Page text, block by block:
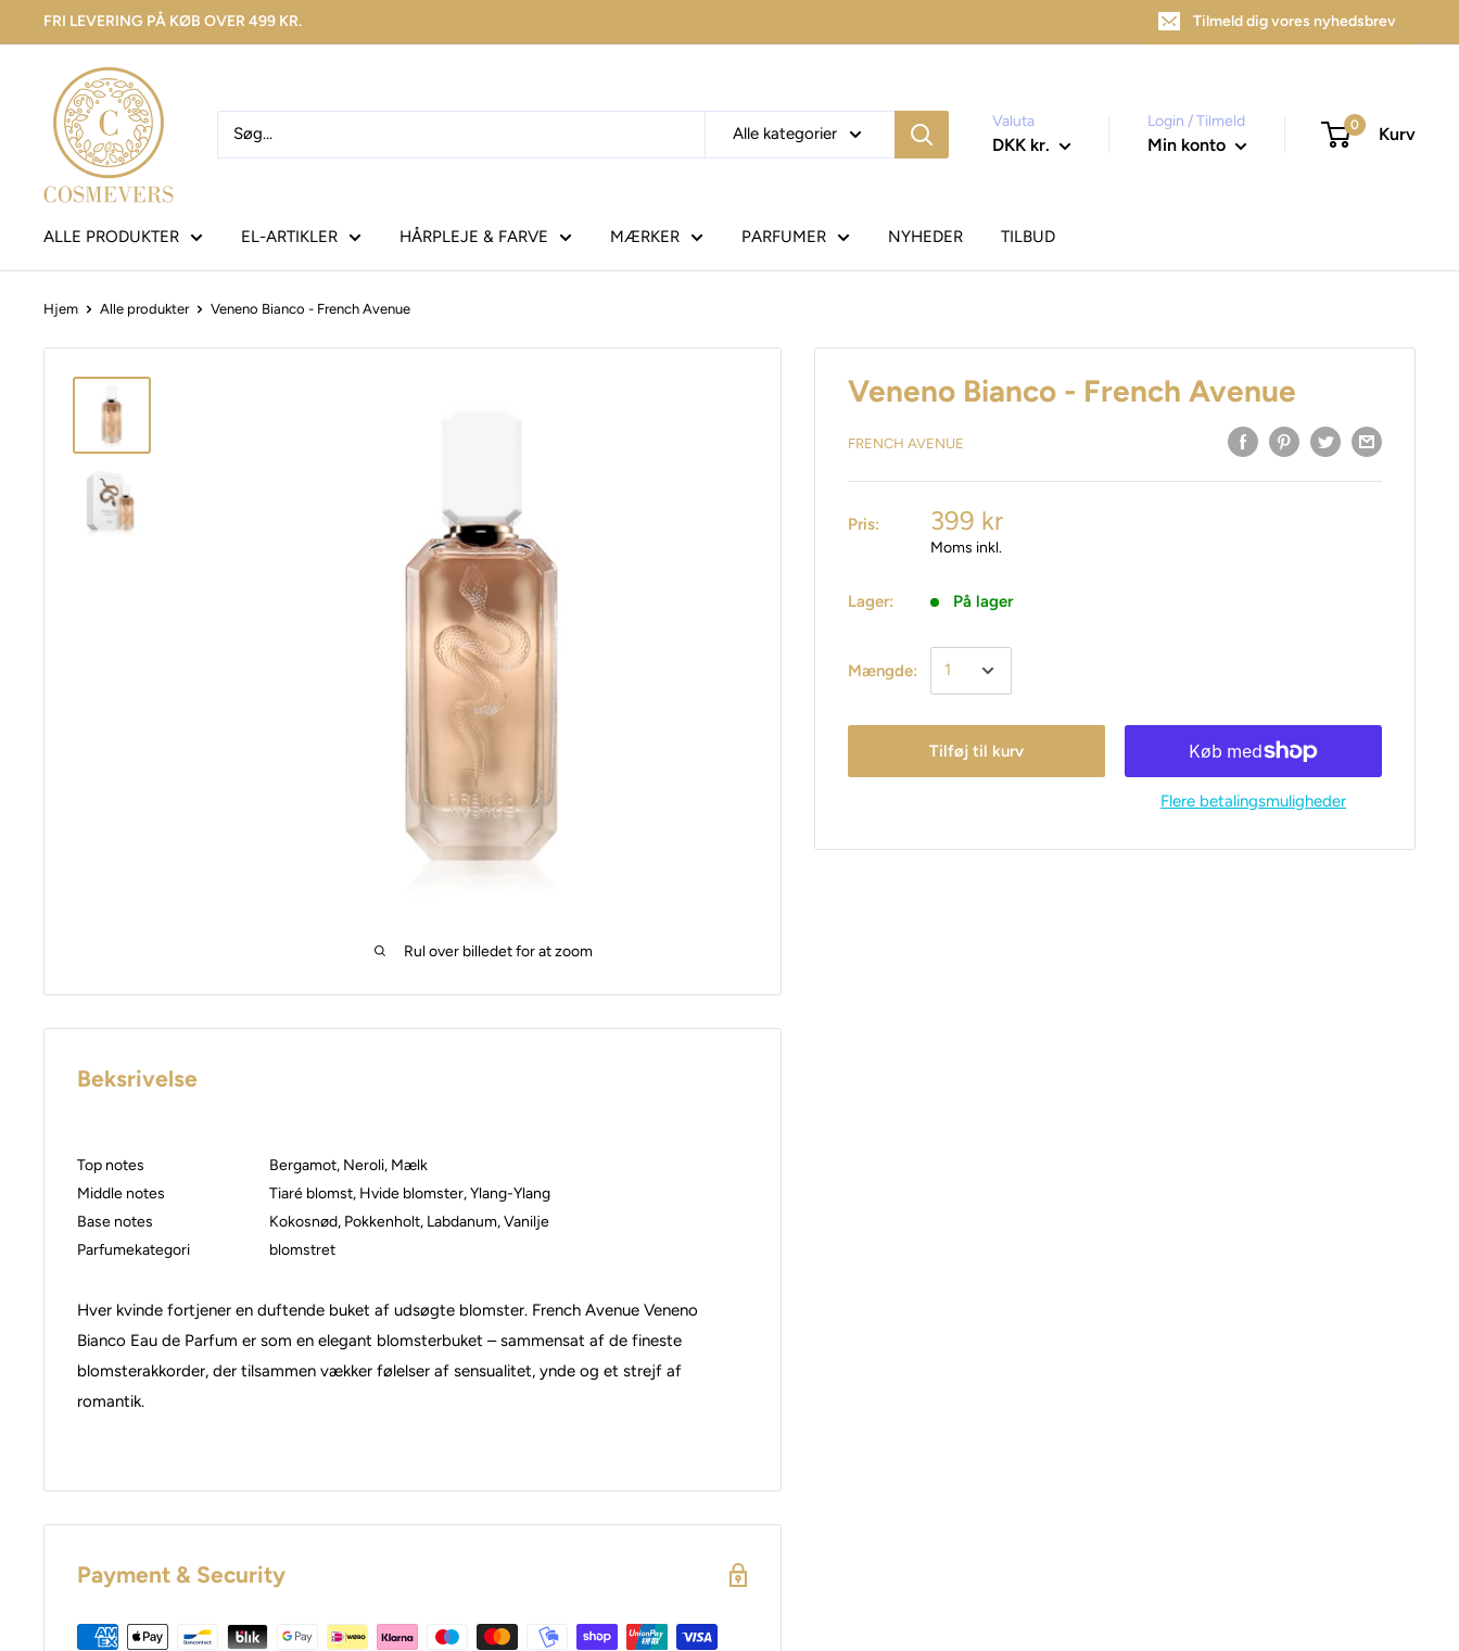
FRI LEVERING PÅ KØB OVER 499 KR. Tilmeld dig vores nyhedsbrev
Alle kategorier
Valuta
DKK kr.
Login / Tilmeld
Min konto
0 Kurv
ALLE PRODUKTER EL-ARTIKLER HÅRPLEJE & FARVE MÆRKER PARFUMER NYHEDER TILBUD
Hjem Alle produkter Veneno Bianco - French Avenue
Rul over billedet for at zoom
Veneno Bianco - French Avenue
FRENCH AVENUE
Pris: 399 kr
Moms inkl.
Lager: På lager
Mængde:
Tilføj til kurv
Flere betalingsmuligheder
Beksrivelse
Top notes
Bergamot, Neroli, Mælk
Middle notes
Tiaré blomst, Hvide blomster, Ylang-Ylang
Base notes
Kokosnød, Pokkenholt, Labdanum, Vanilje
Parfumekategori
blomstret
Hver kvinde fortjener en duftende buket af udsøgte blomster. French Avenue Veneno
Bianco Eau de Parfum er som en elegant blomsterbuket – sammensat af de fineste
blomsterakkorder, der tilsammen vækker følelser af sensualitet, ynde og et strejf af
romantik.
Payment & Security